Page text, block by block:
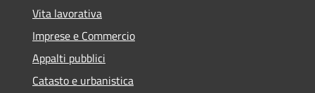
Vita lavorativa
Imprese e Commercio
Appalti pubblici
Catasto e urbanistica